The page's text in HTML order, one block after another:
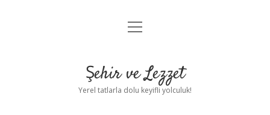
Anasayfa
Yasal Uyarı
menüyü
Şehir ve Lezzet
Yerel tatlarla dolu keyifli yolculuk!